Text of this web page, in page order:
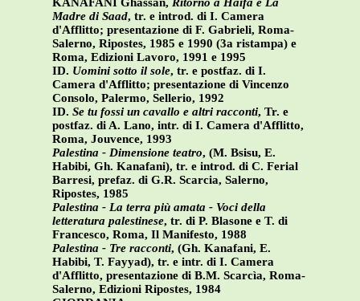
KANAFANI Ghassan, Ritorno a Haifa e La
Madre di Saad, tr. e introd. di I. Camera
d'Afflitto; presentazione di F. Gabrieli, Roma-
Salerno, Ripostes, 1985 e 1990 (3a ristampa) e
Roma, Edizioni Lavoro, 1991 e 1995
ID. Uomini sotto il sole, tr. e postfaz. di I.
Camera d'Afflitto; presentazione di Vincenzo
Consolo, Palermo, Sellerio, 1992
ID. Se tu fossi un cavallo e altri racconti, Tr. e
postfaz. di A. Lano, intr. di I. Camera d'Afflitto,
Roma, Jouvence, 1993
Palestina - Dimensione teatro, (M. Bsisu, E.
Habibi, Gh. Kanafani), tr. e introd. di C. Ferial
Barresi, prefaz. di G.R. Scarcia, Salerno,
Ripostes, 1985
Palestina - La terra più amata - Voci della
letteratura palestinese, tr. di P. Blasone e T. di
Francesco, Roma, Il Manifesto, 1988
Palestina - Tre racconti, (Gh. Kanafani, E.
Habibi, T. Fayyad), tr. e intr. di I. Camera
d'Afflitto, presentazione di B.M. Scarcìa, Roma-
Salerno, Edizioni Ripostes, 1984